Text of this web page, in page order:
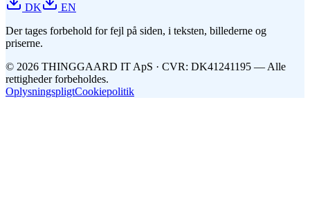
DK
EN
Der tages forbehold for fejl på siden, i teksten, billederne og
priserne.
© 2026 THINGGAARD IT ApS · CVR: DK41241195 — Alle
rettigheder forbeholdes.
OplysningspligtCookiepolitik